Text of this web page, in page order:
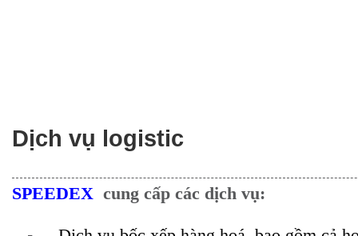
Dịch vụ logistic
SPEEDEX cung cấp các dịch vụ: